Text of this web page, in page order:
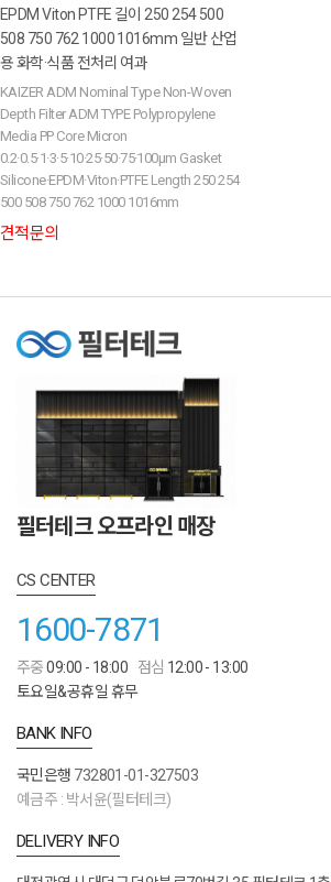
EPDM Viton PTFE 길이 250 254 500
508 750 762 1000 1016mm 일반 산업
용 화학·식품 전처리 여과
KAIZER ADM Nominal Type Non-Woven
Depth Filter ADM TYPE Polypropylene
Media PP Core Micron
0.2·0.5·1·3·5·10·25·50·75·100µm Gasket
Silicone·EPDM·Viton·PTFE Length 250 254
500 508 750 762 1000 1016mm
견적문의
필터테크 오프라인 매장
CS CENTER
1600-7871
주중09:00 - 18:00 점심 12:00 - 13:00
토요일&공휴일 휴무
BANK INFO
국민은행 732801-01-327503
예금주 : 박서윤(필터테크)
DELIVERY INFO